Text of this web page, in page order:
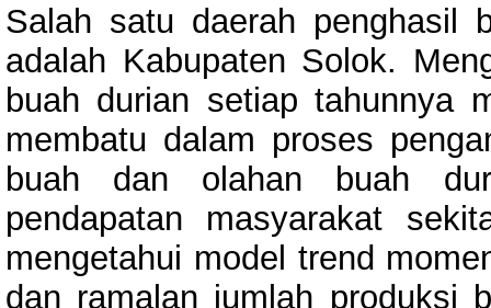
Salah satu daerah penghasil
adalah Kabupaten Solok.
buah durian setiap tahunnya
membatu dalam proses
buah dan olahan buah
pendapatan masyarakat
mengetahui model trend
dan ramalan jumlah produksi